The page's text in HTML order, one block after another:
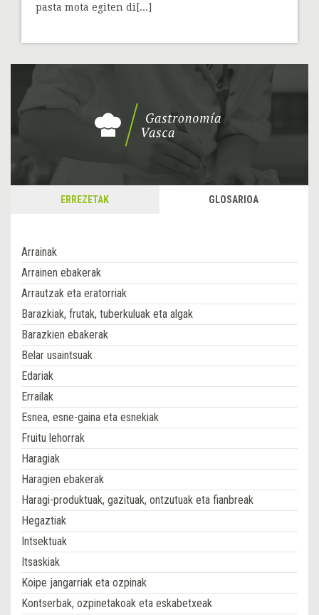
pasta mota egiten di[...]
ERREZETAK GLOSARIOA
Arrainak
Arrainen ebakerak
Arrautzak eta eratorriak
Barazkiak, frutak, tuberkuluak eta algak
Barazkien ebakerak
Belar usaintsuak
Edariak
Errailak
Esnea, esne-gaina eta esnekiak
Fruitu lehorrak
Haragiak
Haragien ebakerak
Haragi-produktuak, gazituak, ontzutuak eta fianbreak
Hegaztiak
Intsektuak
Itsaskiak
Koipe jangarriak eta ozpinak
Kontserbak, ozpinetakoak eta eskabetxeak